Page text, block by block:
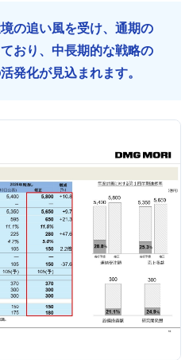
の追い風を受け、通期の
おり、中長期的な戦略の
発化が見込まれます。